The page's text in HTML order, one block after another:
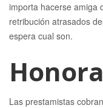
importa hacerse amiga
retribución atrasados
espera cual son.
Las prestamistas